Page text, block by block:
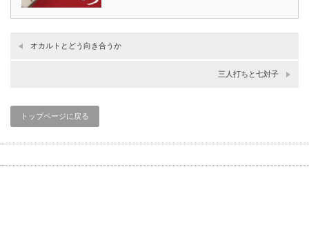
オカルトとどう向き合うか
三人打ちと七対子
トップページに戻る